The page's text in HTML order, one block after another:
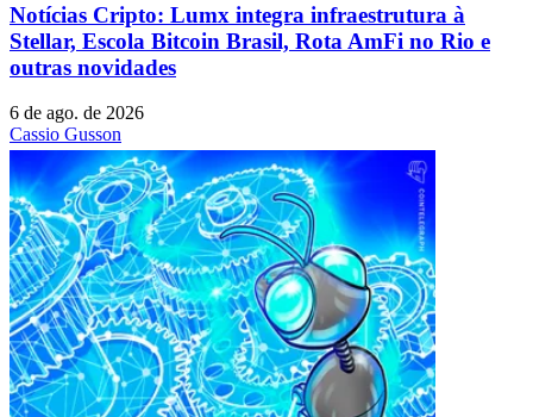
Notícias Cripto: Lumx integra infraestrutura à
Stellar, Escola Bitcoin Brasil, Rota AmFi no Rio e
outras novidades
6 de ago. de 2026
Cassio Gusson